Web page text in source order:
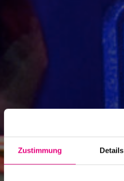
Zustimmung Details